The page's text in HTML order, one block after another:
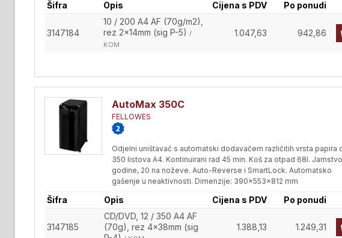
Šifra Opis Cijena s PDV Po ponudi
3147184
10 / 200 A4 AF (70g/m2),
rez 2x14mm (sig P-5) /
KOM
1.047,63 942,86
AutoMax 350C
FELLOWES
Odjelni uništavač s automatski dodavačem različitih vrsta papira
350 listova A4. Kontinuirani rad 45 min. Koš za otpad 68l.
godine, 20 na noževe. Auto-Reverse i SmartLock. Automatsko
gašenje u neaktivnosti. Dimenzije: 390x553x812 mm
Šifra Opis Cijena s PDV Po ponudi
3147185
CD/DVD, 12 / 350 A4 AF
(70g), rez 4x38mm (sig
1.388,13 1.249,31